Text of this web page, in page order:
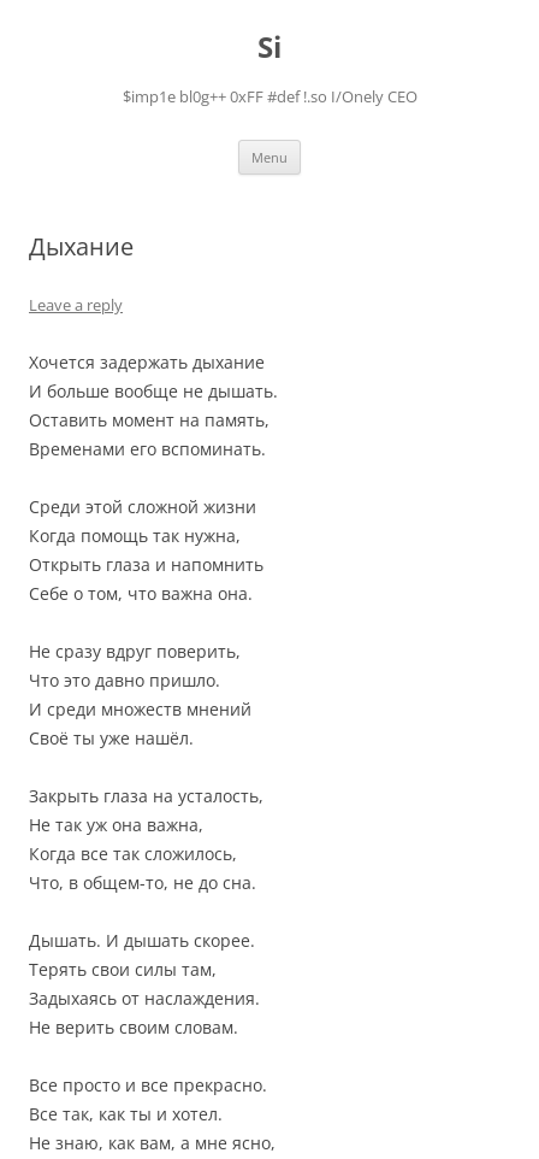
Si
$imp1e bl0g++ 0xFF #def !.so I/Onely CEO
Menu
Дыхание
Leave a reply
Хочется задержать дыхание
И больше вообще не дышать.
Оставить момент на память,
Временами его вспоминать.
Среди этой сложной жизни
Когда помощь так нужна,
Открыть глаза и напомнить
Себе о том, что важна она.
Не сразу вдруг поверить,
Что это давно пришло.
И среди множеств мнений
Своё ты уже нашёл.
Закрыть глаза на усталость,
Не так уж она важна,
Когда все так сложилось,
Что, в общем-то, не до сна.
Дышать. И дышать скорее.
Терять свои силы там,
Задыхаясь от наслаждения.
Не верить своим словам.
Все просто и все прекрасно.
Все так, как ты и хотел.
Не знаю, как вам, а мне ясно,